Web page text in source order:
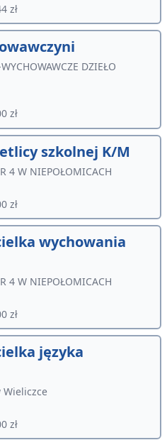
zł
DZIEŁO
zł
szkolnej K/M
4 W NIEPOŁOMICACH
zł
wychowania
4 W NIEPOŁOMICACH
zł
języka
Wieliczce
zł